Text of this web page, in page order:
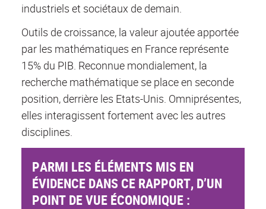
industriels et sociétaux de demain.
Outils de croissance, la valeur ajoutée apportée
par les mathématiques en France représente
15% du PIB. Reconnue mondialement, la
recherche mathématique se place en seconde
position, derrière les Etats-Unis. Omniprésentes,
elles interagissent fortement avec les autres
disciplines.
PARMI LES ÉLÉMENTS MIS EN
ÉVIDENCE DANS CE RAPPORT, D’UN
POINT DE VUE ÉCONOMIQUE :